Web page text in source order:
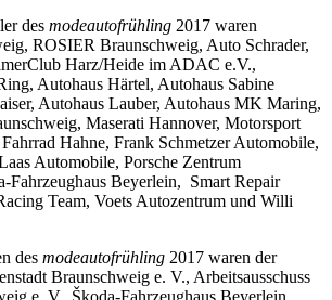
des modeautofrühling 2017 waren
ROSIER Braunschweig, Auto Schrader,
Harz/Heide im ADAC e.V.,
Autohaus Härtel, Autohaus Sabine
Autohaus Lauber, Autohaus MK Maring,
Maserati Hannover, Motorsport
Hahne, Frank Schmetzer Automobile,
Automobile, Porsche Zentrum
Fahrzeughaus Beyerlein, Smart Repair
Team, Voets Autozentrum und Willi
des modeautofrühling 2017 waren der
Braunschweig e. V., Arbeitsausschuss
e. V., Škoda-Fahrzeughaus Beyerlein,